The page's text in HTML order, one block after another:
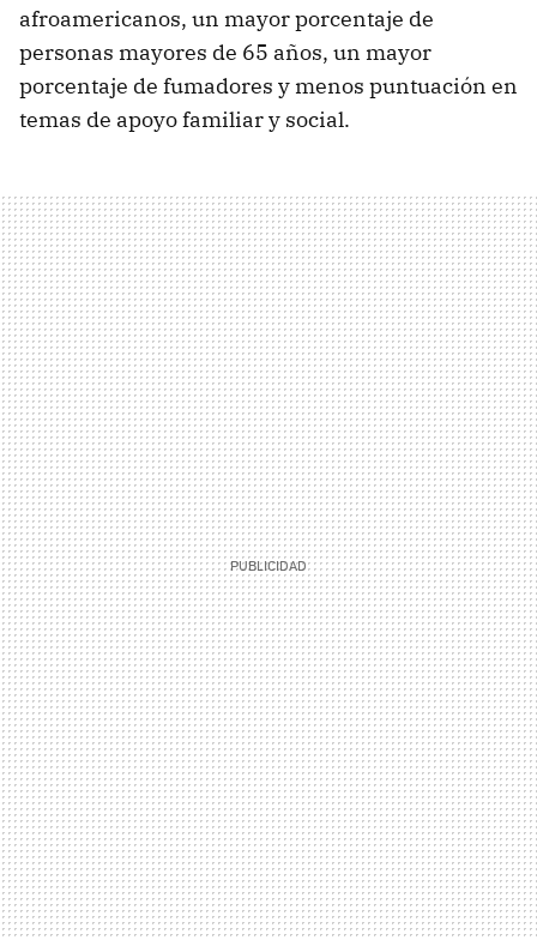
afroamericanos, un mayor porcentaje de
personas mayores de 65 años, un mayor
porcentaje de fumadores y menos puntuación en
temas de apoyo familiar y social.